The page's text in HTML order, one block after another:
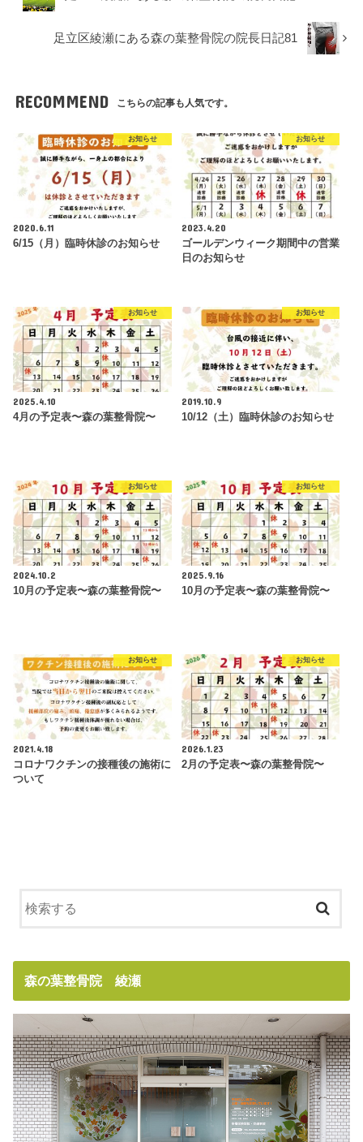
足立区綾瀬にある森の葉整骨院の院長日記81
RECOMMEND こちらの記事も人気です。
お知らせ
2020.6.11
6/15（月）臨時休診のお知らせ
お知らせ
2023.4.20
ゴールデンウィーク期間中の営業
日のお知らせ
お知らせ
2025.4.10
4月の予定表〜森の葉整骨院〜
お知らせ
2019.10.9
10/12（土）臨時休診のお知らせ
お知らせ
2024.10.2
10月の予定表〜森の葉整骨院〜
お知らせ
2025.9.16
10月の予定表〜森の葉整骨院〜
お知らせ
2021.4.18
コロナワクチンの接種後の施術に
ついて
お知らせ
2026.1.23
2月の予定表〜森の葉整骨院〜
森の葉整骨院 綾瀬